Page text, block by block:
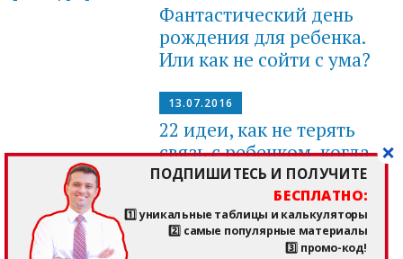
Фантастический день
рождения для ребенка.
Или как не сойти с ума?
13.07.2016
22 идеи, как не терять
связь с ребенком, когда
вы работаете
25.06.2016
Сколько игрушек нужно
ПОДПИШИТЕСЬ И ПОЛУЧИТЕ
БЕСПЛАТНО:
1️⃣ уникальные таблицы и калькуляторы
2️⃣ самые популярные материалы
3️⃣ промо-код!